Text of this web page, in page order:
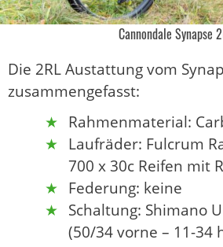
Cannondale Synapse
Die 2RL Austattung vom
zusammengefasst:
Rahmenmaterial:
Laufräder: Fulcrum
700 x 30c Reifen mit
Federung: keine
Schaltung: Shimano
(50/34 vorne – 11-34